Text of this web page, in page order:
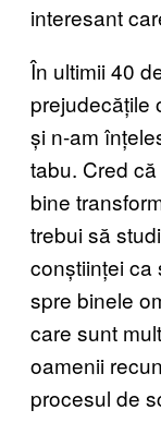
interesant
În ultimii 40
prejudecățile
și n-am
tabu. Cred
bine
trebui să
conștiinței ca
spre binele
care sunt
oamenii
procesul de